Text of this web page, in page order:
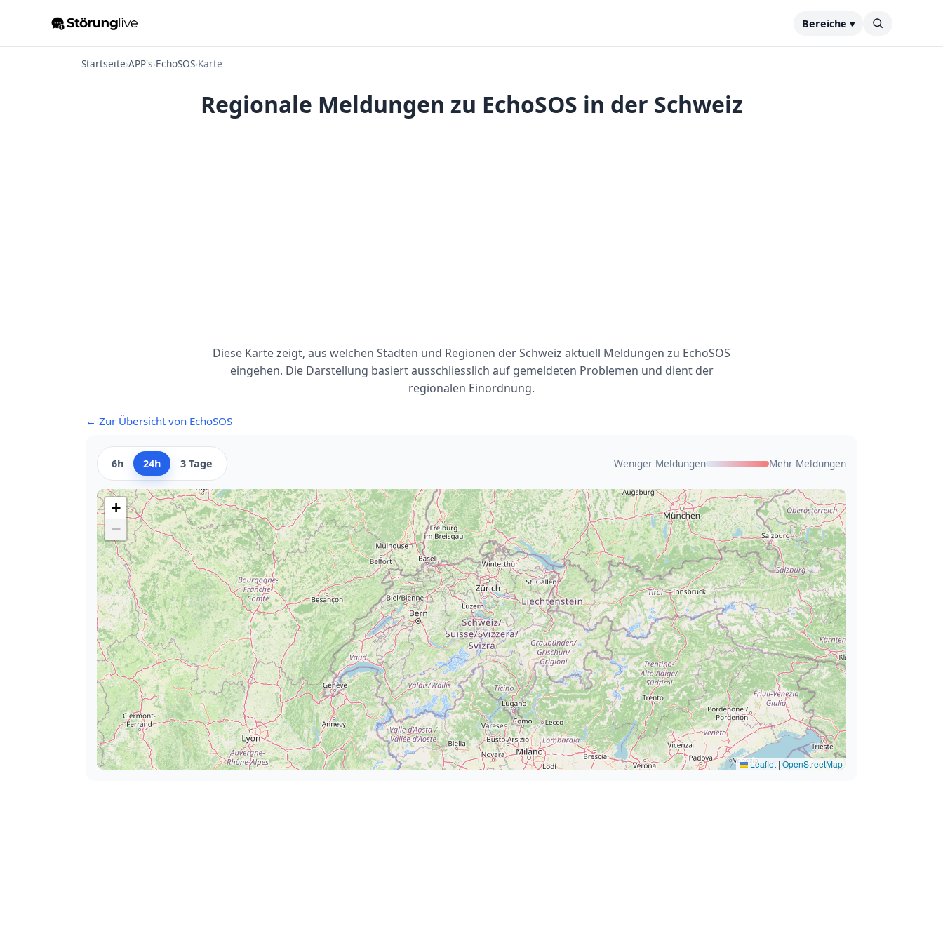
Bereiche ▾
Startseite›APP's›EchoSOS›Karte
Regionale Meldungen zu EchoSOS in der Schweiz
Diese Karte zeigt, aus welchen Städten und Regionen der Schweiz aktuell Meldungen zu EchoSOS
eingehen. Die Darstellung basiert ausschliesslich auf gemeldeten Problemen und dient der
regionalen Einordnung.
← Zur Übersicht von EchoSOS
6h 24h 3 Tage Weniger Meldungen Mehr Meldungen
+
−
Leaflet | OpenStreetMap